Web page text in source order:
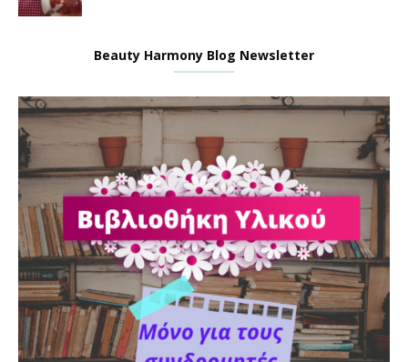
Beauty Harmony Blog Newsletter